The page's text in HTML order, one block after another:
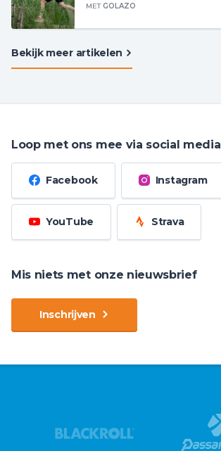
METGOLAZO
Bekijk meer artikelen
Loop met ons mee via social media
Facebook Instagram
YouTube Strava
Mis niets met onze nieuwsbrief
Inschrijven